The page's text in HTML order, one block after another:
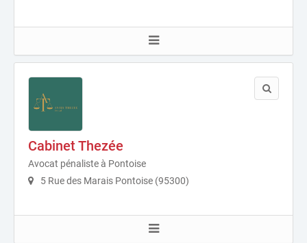
Cabinet Thezée
Avocat pénaliste à Pontoise
5 Rue des Marais Pontoise (95300)